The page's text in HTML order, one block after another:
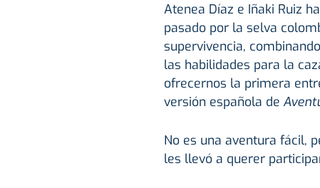
Atenea Díaz e Iñaki Ruiz
pasado por la selva
supervivencia,
las habilidades para la
ofrecernos la primera
versión española de
No es una aventura fácil,
les llevó a querer